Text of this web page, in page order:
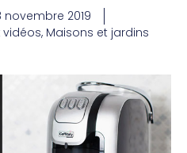
novembre 2019
vidéos, Maisons et jardins